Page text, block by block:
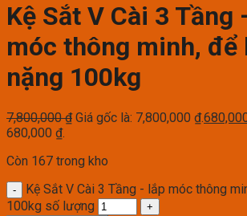
Kệ Sắt V Cài 3 Tầng
móc thông minh, để
nặng 100kg
7,800,000₫ Giá gốc là: 7,800,000 ₫.
680,000 ₫.
Còn 167 trong kho
Kệ Sắt V Cài 3 Tầng - lắp móc thông
100kg số lượng